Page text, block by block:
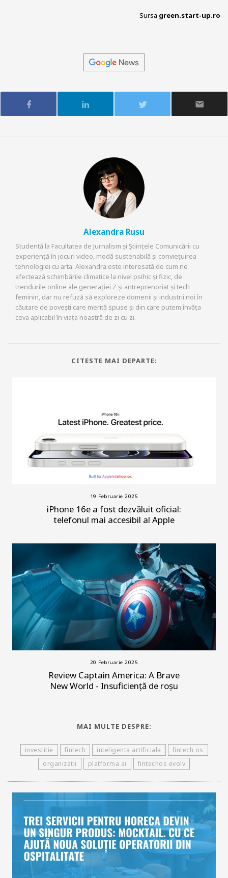
Sursa green.start-up.ro
Alexandra Rusu
Studentă la Facultatea de Jurnalism și Științele Comunicării cu
experiență în jocuri video, modă sustenabilă și conviețuirea
tehnologiei cu arta. Alexandra este interesată de cum ne
afectează schimbările climatice la nivel psihic și fizic, de
trendurile online ale generației Z și antreprenoriat și tech
feminin, dar nu refuză să exploreze domenii și industrii noi în
căutare de povești care merită spuse și din care putem învăța
ceva aplicabil în viața noastră de zi cu zi.
CITESTE MAI DEPARTE:
19 Februarie 2025
iPhone 16e a fost dezvăluit oficial:
telefonul mai accesibil al Apple
20 Februarie 2025
Review Captain America: A Brave
New World - Insuficiență de roșu
MAI MULTE DESPRE:
investitie fintech inteligenta artificiala
fintech os
organizatii
platforma ai fintechos evolv